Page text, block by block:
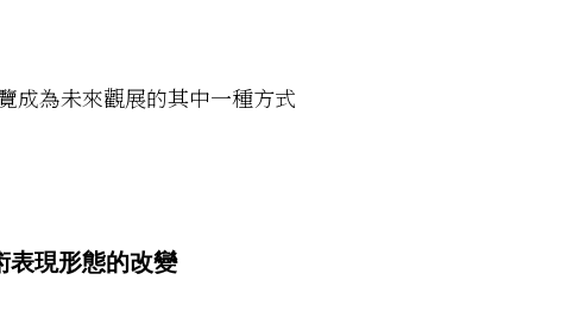
成為未來觀展的其中一種方式
表現形態的改變